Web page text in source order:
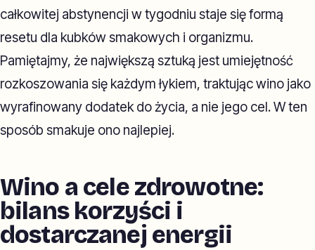
całkowitej abstynencji w tygodniu staje się formą
resetu dla kubków smakowych i organizmu.
Pamiętajmy, że największą sztuką jest umiejętność
rozkoszowania się każdym łykiem, traktując wino jako
wyrafinowany dodatek do życia, a nie jego cel. W ten
sposób smakuje ono najlepiej.
Wino a cele zdrowotne:
bilans korzyści i
dostarczanej energii